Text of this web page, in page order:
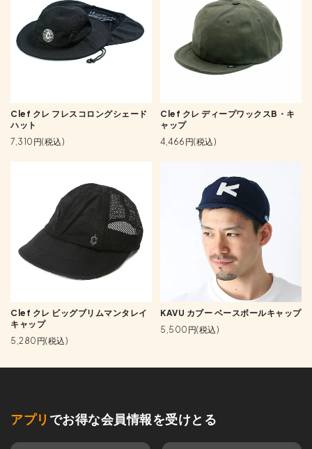
Clef クレ フレスコロングシェード
ハット
7,310円(税込)
Clef クレ ディープワックスB・キ
ャップ
4,466円(税込)
Clef クレ ビッグブリムマンタレイ
キャップ
5,280円(税込)
KAVU カブー ベースボールキャップ
5,500円(税込)
アプリ でお得な会員情報を受けとる